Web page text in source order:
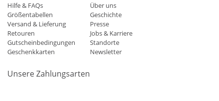
Hilfe & FAQs
Größentabellen
Versand & Lieferung
Retouren
Gutscheinbedingungen
Geschenkkarten
Über uns
Geschichte
Presse
Jobs & Karriere
Standorte
Newsletter
Unsere Zahlungsarten